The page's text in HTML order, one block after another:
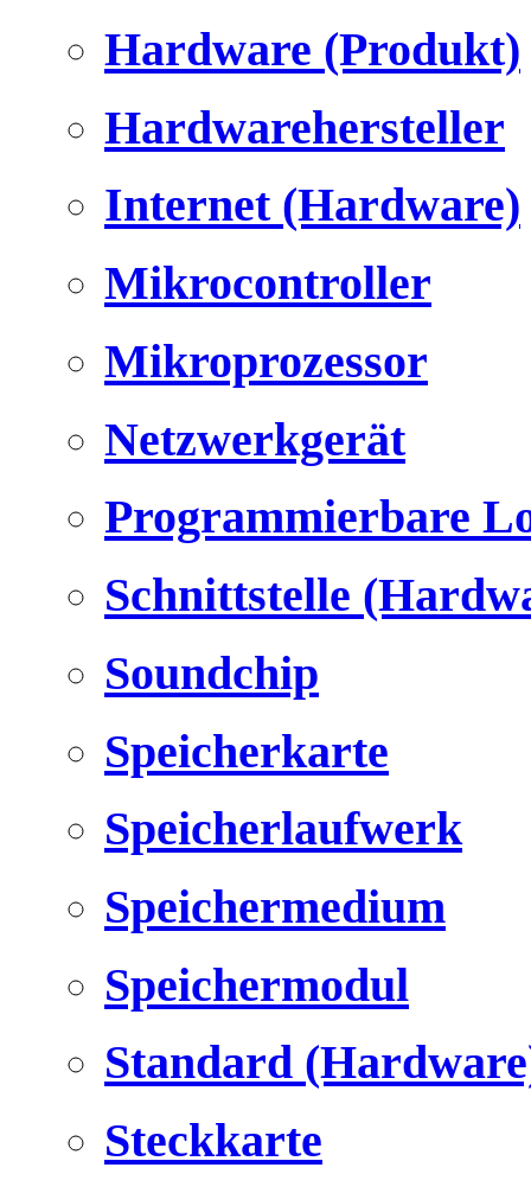
Hardware (Produkt)
Hardwarehersteller
Internet (Hardware)
Mikrocontroller
Mikroprozessor
Netzwerkgerät
Programmierbare
Schnittstelle
Soundchip
Speicherkarte
Speicherlaufwerk
Speichermedium
Speichermodul
Standard
Steckkarte